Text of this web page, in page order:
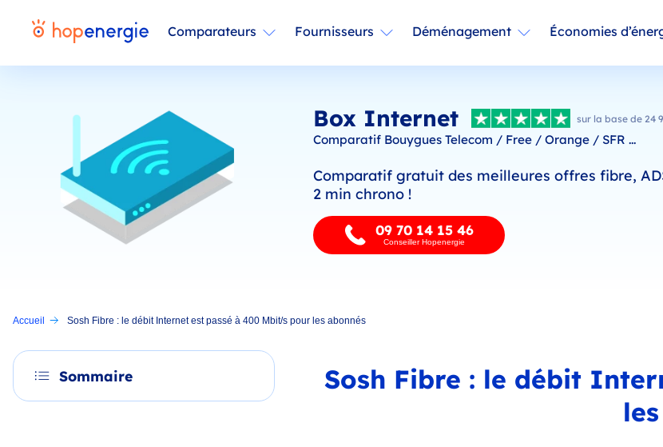
Comparateurs Fournisseurs Déménagement Économies
Box Internet sur la base de 24
Comparatif Bouygues Telecom / Free / Orange / SFR ...
Comparatif gratuit des meilleures offres fibre,
2 min chrono !
09 70 14 15 46
Conseiller Hopenergie
Accueil Sosh Fibre : le débit Internet est passé à 400 Mbit/s pour les abonnés
Sommaire
Sosh Fibre : le débit